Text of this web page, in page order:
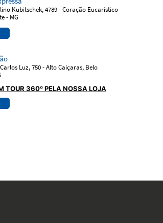
Kubitschek, 4789 - Coração Eucarístico
- MG
Luz, 750 - Alto Caiçaras, Belo
TOUR 360º PELA NOSSA LOJA